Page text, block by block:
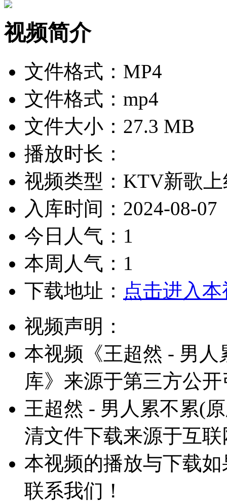
视频简介
文件格式：MP4
文件格式：mp4
文件大小：27.3 MB
播放时长：
视频类型：KTV新歌
入库时间：2024-08-07
今日人气：1
本周人气：1
下载地址： 点击进入
视频声明：
本视频《王超然 - 男
库》来源于第三方公
王超然 - 男人累不累(
清文件下载来源于互
本视频的播放与下载
联系我们！